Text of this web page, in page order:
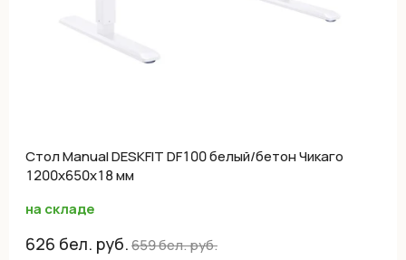
Cтол Manual DESKFIT DF100 белый/бетон Чикаго
1200х650х18 мм
на складе
626 бел. руб.659бел. руб.